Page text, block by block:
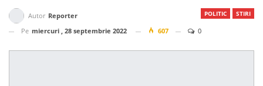
POLITIC STIRI
Autor Reporter
Pe miercuri , 28 septembrie 2022 607 0